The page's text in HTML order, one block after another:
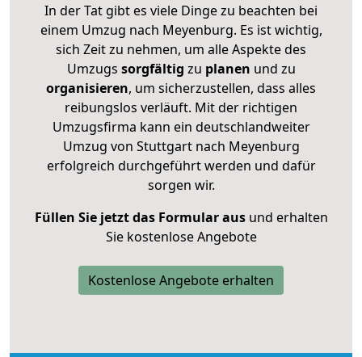
In der Tat gibt es viele Dinge zu beachten bei
einem Umzug nach Meyenburg. Es ist wichtig,
sich Zeit zu nehmen, um alle Aspekte des
Umzugs sorgfältig zu planen und zu
organisieren, um sicherzustellen, dass alles
reibungslos verläuft. Mit der richtigen
Umzugsfirma kann ein deutschlandweiter
Umzug von Stuttgart nach Meyenburg
erfolgreich durchgeführt werden und dafür
sorgen wir.
Füllen Sie jetzt das Formular ausund erhalten
Sie kostenlose Angebote
Kostenlose Angebote erhalten